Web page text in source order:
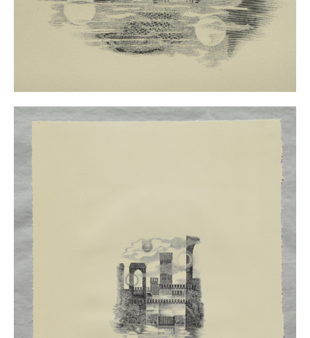
Der Maler Richard Sprick (1901-1976)
Kontakt
Publikationsliste